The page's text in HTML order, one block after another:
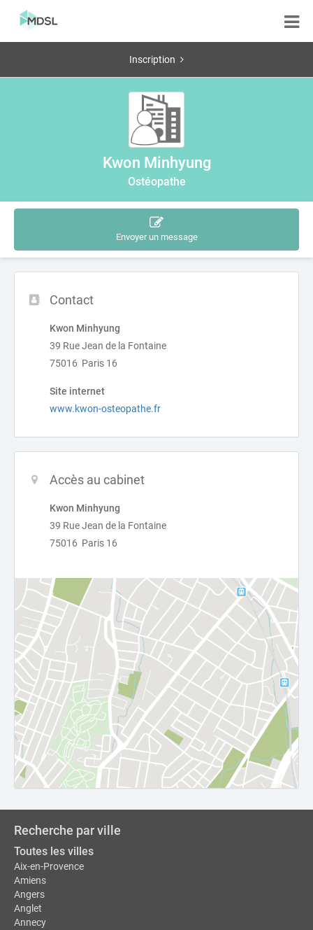
Inscription
Kwon Minhyung
Ostéopathe
Envoyer un message
Contact
Kwon Minhyung
39 Rue Jean de la Fontaine
75016 Paris 16
Site internet
www.kwon-osteopathe.fr
Accès au cabinet
Kwon Minhyung
39 Rue Jean de la Fontaine
75016 Paris 16
Recherche par ville
Toutes les villes
Aix-en-Provence
Amiens
Angers
Anglet
Annecy